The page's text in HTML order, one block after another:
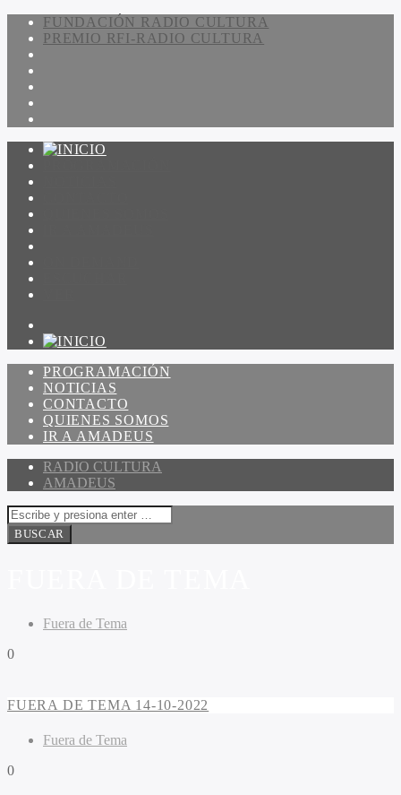
FUNDACIÓN RADIO CULTURA
PREMIO RFI-RADIO CULTURA
PROGRAMACIÓN
NOTICIAS
CONTACTO
QUIENES SOMOS
IR A AMADEUS
RADIO CULTURA
AMADEUS
Fuera de Tema
0
FUERA DE TEMA 14-10-2022
Fuera de Tema
0